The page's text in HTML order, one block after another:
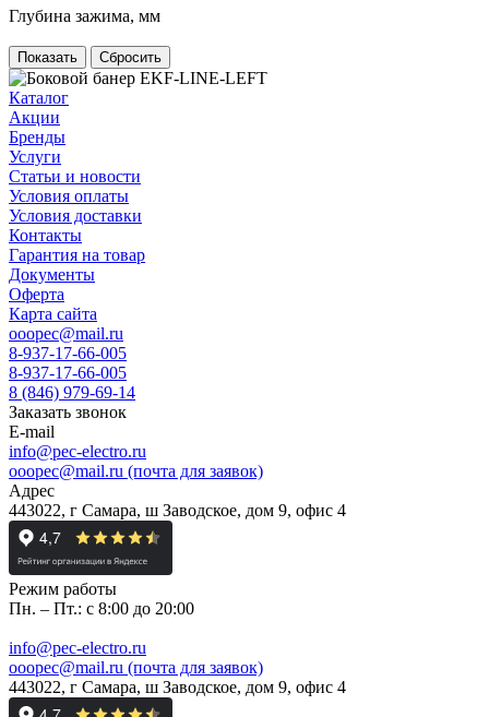
Глубина зажима, мм
Сбросить
Каталог
Акции
Бренды
Услуги
Статьи и новости
Условия оплаты
Условия доставки
Контакты
Гарантия на товар
Документы
Оферта
Карта сайта
ooopec@mail.ru
8-937-17-66-005
8-937-17-66-005
8 (846) 979-69-14
Заказать звонок
E-mail
info@pec-electro.ru
ooopec@mail.ru (почта для заявок)
Адрес
443022, г Самара, ш Заводское, дом 9, офис 4
Режим работы
Пн. – Пт.: с 8:00 до 20:00
info@pec-electro.ru
ooopec@mail.ru (почта для заявок)
443022, г Самара, ш Заводское, дом 9, офис 4